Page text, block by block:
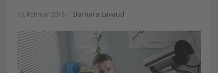
16. Februar 2015 Barbara Lavaud